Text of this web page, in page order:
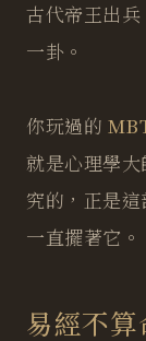
古代帝王出
一卦。
你玩過的
就是心理學
究的，正是
一直擺著它。
易經不算